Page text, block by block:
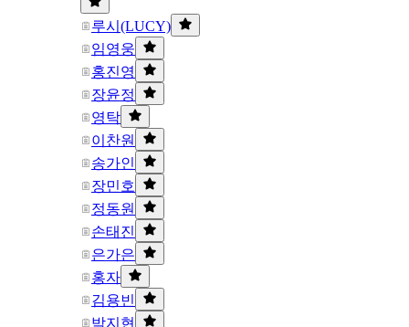
루시(LUCY)
임영웅
홍진영
장윤정
영탁
이찬원
송가인
장민호
정동원
손태진
은가은
홍자
김용빈
박지현